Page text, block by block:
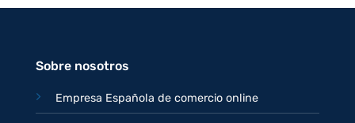
originalactual
Sobre nosotros
Empresa Española de comercio online